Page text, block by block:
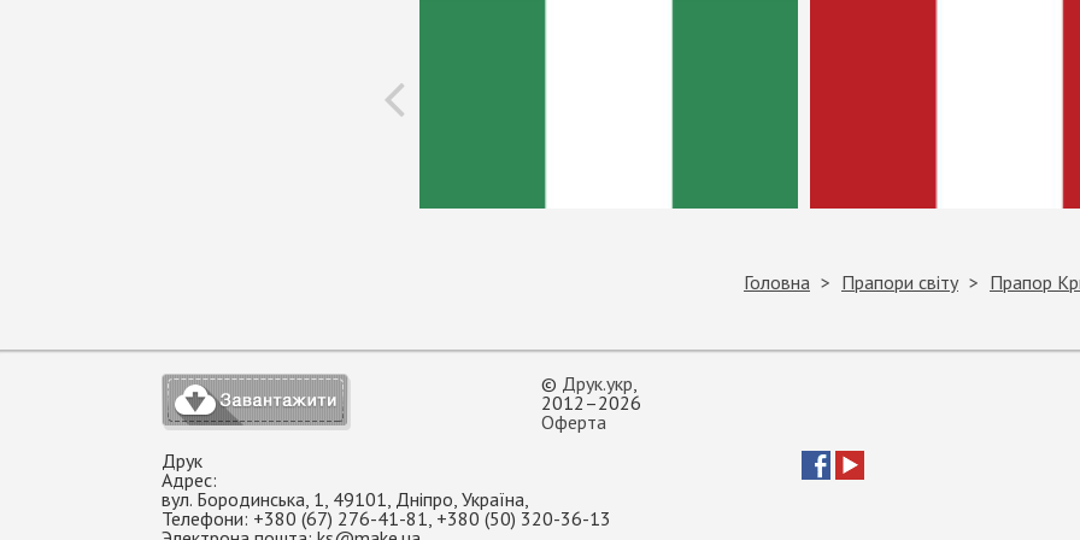
Головна Прапори світу Прапор
© Друк.укр
2012–2026
Оферта
Друк
Адрес:
вул. Бородинська, 1 49101 Дніпро ,Україна
Телефони: +380 (67) 276-41-81 ,+380 (50) 320-36-13